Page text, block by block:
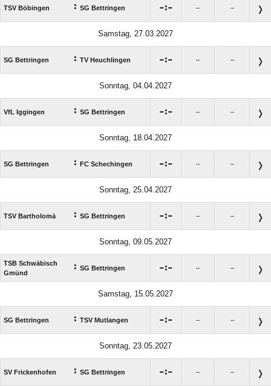
TSV Böbingen : SG Bettringen : – –
Samstag, 27.03.2027
SG Bettringen : TV Heuchlingen : – –
Sonntag, 04.04.2027
VfL Iggingen : SG Bettringen : – –
Sonntag, 18.04.2027
SG Bettringen : FC Schechingen : – –
Sonntag, 25.04.2027
TSV Bartholomä : SG Bettringen : – –
Sonntag, 09.05.2027
TSB Schwäbisch
Gmünd
: SG Bettringen : – –
Samstag, 15.05.2027
SG Bettringen : TSV Mutlangen : – –
Sonntag, 23.05.2027
SV Frickenhofen : SG Bettringen : – –